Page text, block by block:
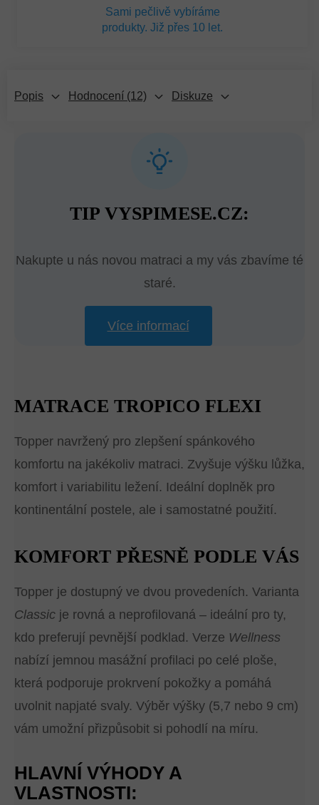
Sami pečlivě vybíráme
produkty. Již přes 10 let.
Popis Hodnocení (12) Diskuze
TIP VYSPIMESE.CZ:
Nakupte u nás novou matraci a my vás zbavíme té
staré.
Více informací
MATRACE TROPICO FLEXI
Topper navržený pro zlepšení spánkového
komfortu na jakékoliv matraci. Zvyšuje výšku lůžka,
komfort i variabilitu ležení. Ideální doplněk pro
kontinentální postele, ale i samostatné použití.
KOMFORT PŘESNĚ PODLE VÁS
Topper je dostupný ve dvou provedeních. Varianta
Classic je rovná a neprofilovaná – ideální pro ty,
kdo preferují pevnější podklad. Verze Wellness
nabízí jemnou masážní profilaci po celé ploše,
která podporuje prokrvení pokožky a pomáhá
uvolnit napjaté svaly. Výběr výšky (5,7 nebo 9 cm)
vám umožní přizpůsobit si pohodlí na míru.
HLAVNÍ VÝHODY A
VLASTNOSTI: